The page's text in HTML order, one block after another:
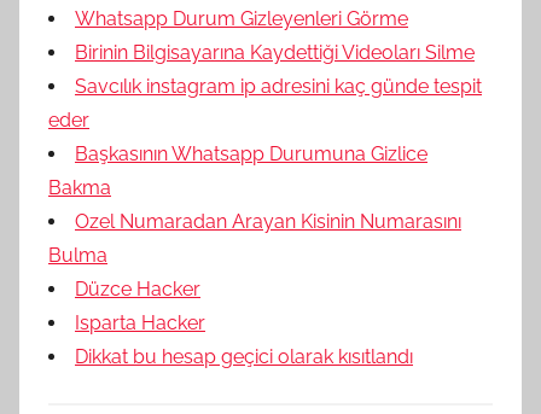
Whatsapp Durum Gizleyenleri Görme
Birinin Bilgisayarına Kaydettiği Videoları Silme
Savcılık instagram ip adresini kaç günde tespit
eder
Başkasının Whatsapp Durumuna Gizlice
Bakma
Ozel Numaradan Arayan Kisinin Numarasını
Bulma
Düzce Hacker
Isparta Hacker
Dikkat bu hesap geçici olarak kısıtlandı